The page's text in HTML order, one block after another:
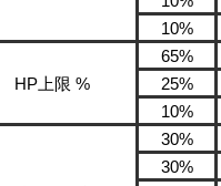
10%
HP上限 %
65%
25%
10%
30%
30%